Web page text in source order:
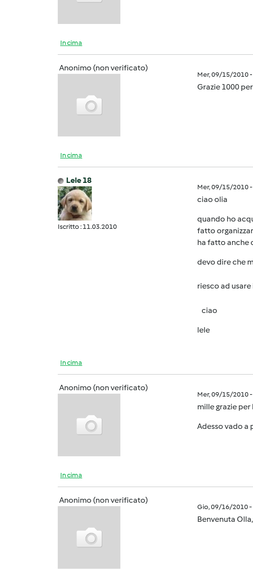
In cima
Anonimo (non verificato)
Mer, 09/15/2010
Grazie 1000
In cima
Lele 18
Iscritto : 11.03.2010
Mer, 09/15/2010
ciao olia
quando ho
fatto
ha fatto anche
devo dire che
riesco ad
ciao
lele
In cima
Anonimo (non verificato)
Mer, 09/15/2010
mille grazie
Adesso vado a
In cima
Anonimo (non verificato)
Gio, 09/16/2010 -
Benvenuta